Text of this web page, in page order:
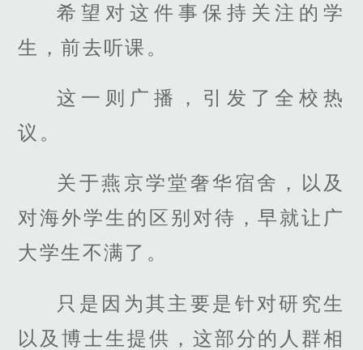
希望对这件事保持关注的学
生，前去听课。
这一则广播，引发了全校热
议。
关于燕京学堂奢华宿舍，以及
对海外学生的区别对待，早就让广
大学生不满了。
只是因为其主要是针对研究生
以及博士生提供，这部分的人群相